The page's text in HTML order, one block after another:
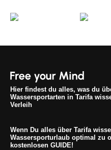
Hier findest du alles, was du
Wassersportarten in Tarifa
Verleih
Wenn Du alles über Tarifa
Wassersporturlaub optimal zu
kostenlosen GUIDE!